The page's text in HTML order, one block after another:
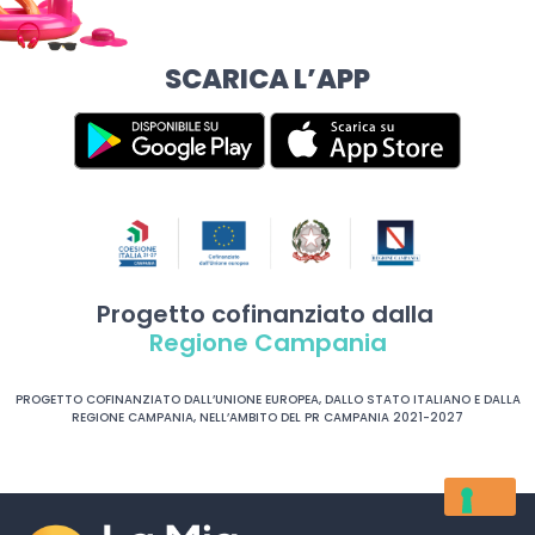
SCARICA L’APP
Progetto cofinanziato dalla
Regione Campania
PROGETTO COFINANZIATO DALL’UNIONE EUROPEA, DALLO STATO ITALIANO E DALLA
REGIONE CAMPANIA, NELL’AMBITO DEL PR CAMPANIA 2021-2027